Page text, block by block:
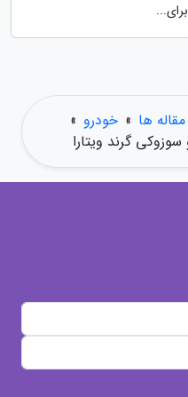
ها » خودرو »
گرند ویتارا